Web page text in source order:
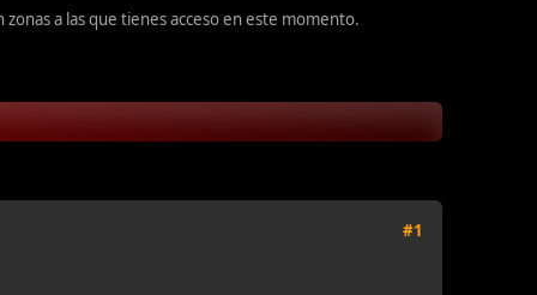
a las que tienes acceso en este momento.
#1